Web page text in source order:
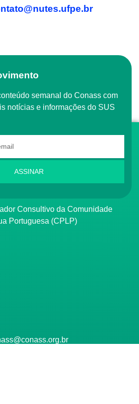
notícias e informações do SUS
ASSINAR
Portuguesa (CPLP)